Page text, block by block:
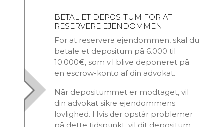
BETAL ET DEPOSITUM FOR AT
RESERVERE EJENDOMMEN
For at reservere ejendommen, skal du
betale et depositum på 6.000 til
10.000€, som vil blive deponeret på
en escrow-konto af din advokat.
Når depositummet er modtaget, vil
din advokat sikre ejendommens
lovlighed. Hvis der opstår problemer
på dette tidspunkt, vil dit depositum